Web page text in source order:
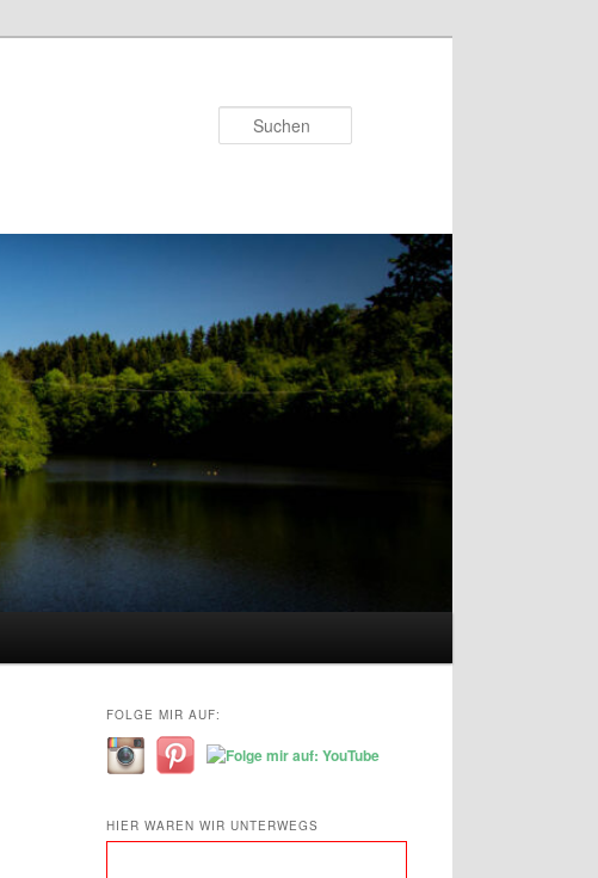
FOLGE MIR AUF:
HIER WAREN WIR UNTERWEGS